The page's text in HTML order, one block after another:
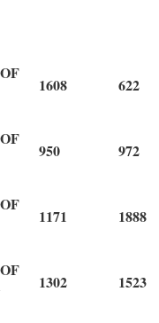
1608 622
950 972
1171 1888
1302 1523